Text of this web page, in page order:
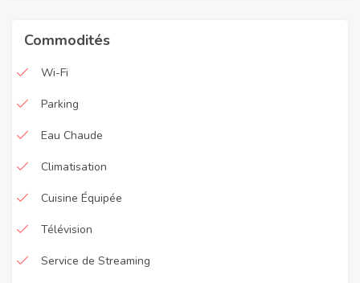
Commodités
Wi-Fi
Parking
Eau Chaude
Climatisation
Cuisine Équipée
Télévision
Service de Streaming